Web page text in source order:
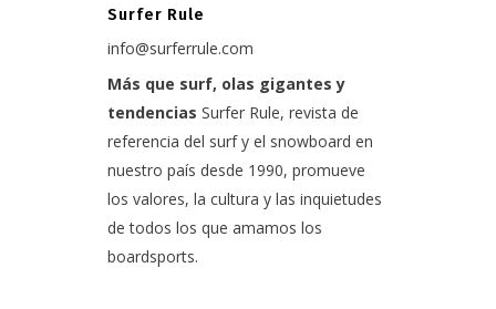
Surfer Rule
info@surferrule.com
Más que surf, olas gigantes y
tendencias Surfer Rule, revista de
referencia del surf y el snowboard en
nuestro país desde 1990, promueve
los valores, la cultura y las inquietudes
de todos los que amamos los
boardsports.